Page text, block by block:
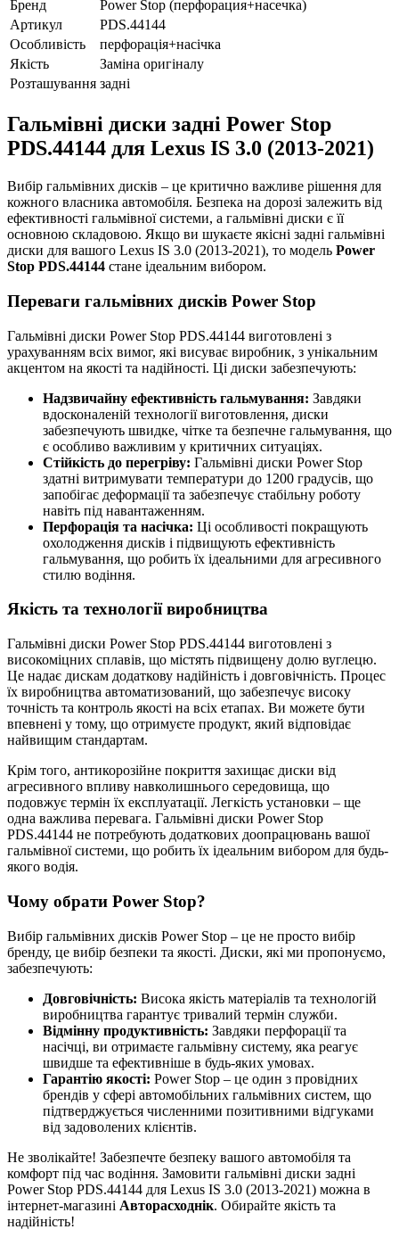
Бренд
Power Stop (перфорация+насечка)
Артикул
PDS.44144
Особливість
перфорація+насічка
Якість
Заміна оригіналу
Розташування задні
Гальмівні диски задні Power Stop
PDS.44144 для Lexus IS 3.0 (2013-2021)
Вибір гальмівних дисків – це критично важливе рішення для
кожного власника автомобіля. Безпека на дорозі залежить від
ефективності гальмівної системи, а гальмівні диски є її
основною складовою. Якщо ви шукаєте якісні задні гальмівні
диски для вашого Lexus IS 3.0 (2013-2021), то модель Power
Stop PDS.44144 стане ідеальним вибором.
Переваги гальмівних дисків Power Stop
Гальмівні диски Power Stop PDS.44144 виготовлені з
урахуванням всіх вимог, які висуває виробник, з унікальним
акцентом на якості та надійності. Ці диски забезпечують:
Надзвичайну ефективність гальмування: Завдяки
вдосконаленій технології виготовлення, диски
забезпечують швидке, чітке та безпечне гальмування, що
є особливо важливим у критичних ситуаціях.
Стійкість до перегріву: Гальмівні диски Power Stop
здатні витримувати температури до 1200 градусів, що
запобігає деформації та забезпечує стабільну роботу
навіть під навантаженням.
Перфорація та насічка: Ці особливості покращують
охолодження дисків і підвищують ефективність
гальмування, що робить їх ідеальними для агресивного
стилю водіння.
Якість та технології виробництва
Гальмівні диски Power Stop PDS.44144 виготовлені з
високоміцних сплавів, що містять підвищену долю вуглецю.
Це надає дискам додаткову надійність і довговічність. Процес
їх виробництва автоматизований, що забезпечує високу
точність та контроль якості на всіх етапах. Ви можете бути
впевнені у тому, що отримуєте продукт, який відповідає
найвищим стандартам.
Крім того, антикорозійне покриття захищає диски від
агресивного впливу навколишнього середовища, що
подовжує термін їх експлуатації. Легкість установки – ще
одна важлива перевага. Гальмівні диски Power Stop
PDS.44144 не потребують додаткових доопрацювань вашої
гальмівної системи, що робить їх ідеальним вибором для будь-
якого водія.
Чому обрати Power Stop?
Вибір гальмівних дисків Power Stop – це не просто вибір
бренду, це вибір безпеки та якості. Диски, які ми пропонуємо,
забезпечують:
Довговічність: Висока якість матеріалів та технологій
виробництва гарантує тривалий термін служби.
Відмінну продуктивність: Завдяки перфорації та
насічці, ви отримаєте гальмівну систему, яка реагує
швидше та ефективніше в будь-яких умовах.
Гарантію якості: Power Stop – це один з провідних
брендів у сфері автомобільних гальмівних систем, що
підтверджується численними позитивними відгуками
від задоволених клієнтів.
Не зволікайте! Забезпечте безпеку вашого автомобіля та
комфорт під час водіння. Замовити гальмівні диски задні
Power Stop PDS.44144 для Lexus IS 3.0 (2013-2021) можна в
інтернет-магазині Авторасходнік. Обирайте якість та
надійність!